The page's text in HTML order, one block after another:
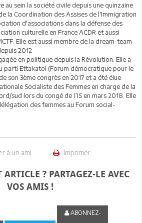
au sein la société civile depuis une quinzaine
la Coordination des Assises de l'Immigration
d'associations dans la défense des
culturelle en France ACDR et aussi
Elle est aussi membre de la dream-team
2012
en politique depuis la Révolution. Elle a
parti Ettakatol (Forum démocratique pour le
son 3ème congrès en 2017 et a été élue
Socialiste des Femmes en charge de la
sud lors du congé de l’IS en mars 2018. Elle
des femmes au Forum social-
à un ami Imprimer
? PARTAGEZ-LE AVEC
VOS AMIS !
ABONNEZ-